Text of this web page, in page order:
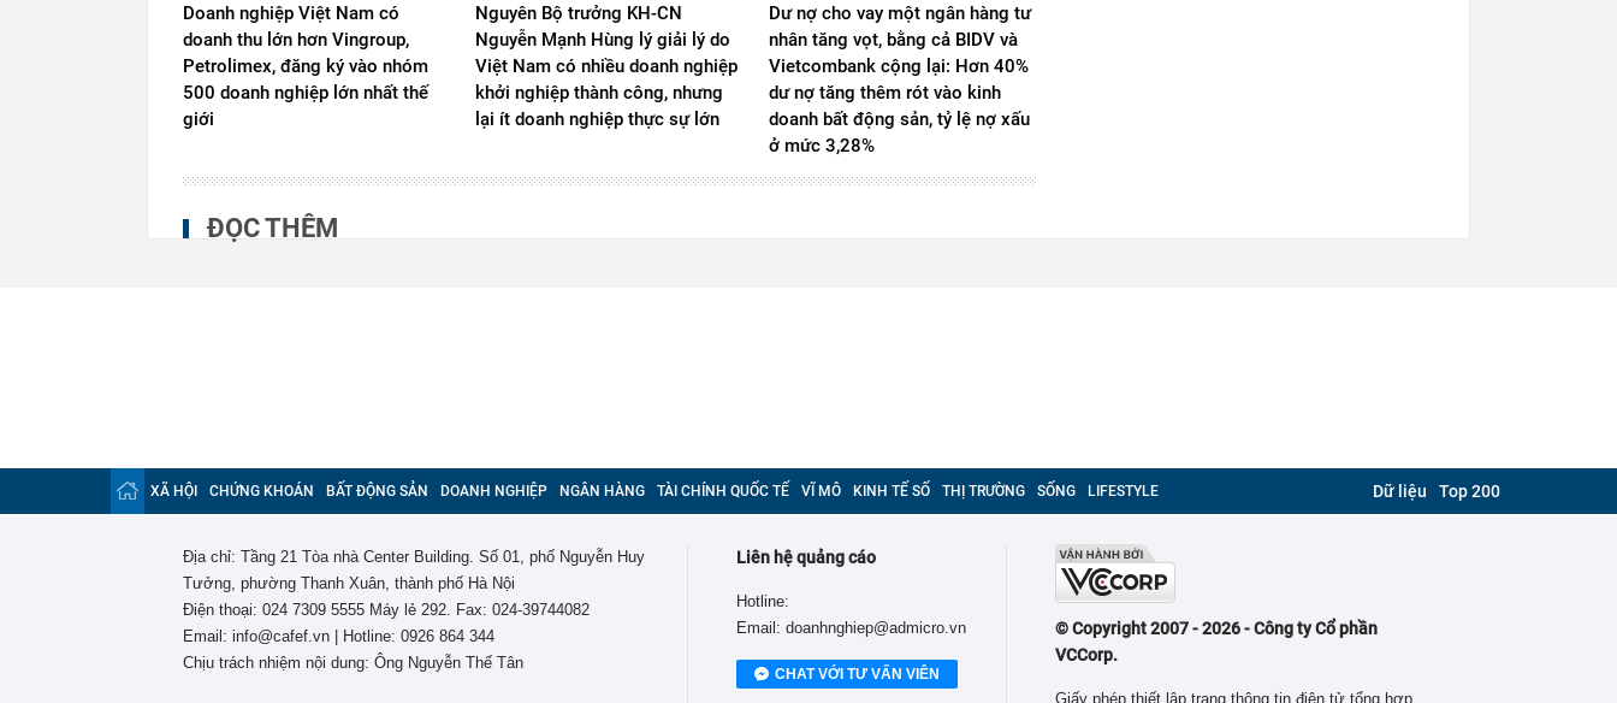
Doanh nghiệp Việt Nam có
doanh thu lớn hơn Vingroup,
Petrolimex, đăng ký vào nhóm
500 doanh nghiệp lớn nhất thế
giới
Nguyên Bộ trưởng KH-CN
Nguyễn Mạnh Hùng lý giải lý do
Việt Nam có nhiều doanh nghiệp
khởi nghiệp thành công, nhưng
lại ít doanh nghiệp thực sự lớn
Dư nợ cho vay một ngân hàng tư
nhân tăng vọt, bằng cả BIDV và
Vietcombank cộng lại: Hơn 40%
dư nợ tăng thêm rót vào kinh
doanh bất động sản, tỷ lệ nợ xấu
ở mức 3,28%
ĐỌC THÊM
XÃ HỘI CHỨNG KHOÁN BẤT ĐỘNG SẢN DOANH NGHIỆP NGÂN HÀNG TÀI CHÍNH QUỐC TẾ VĨ MÔ KINH TẾ SỐ THỊ TRƯỜNG SỐNG LIFESTYLE Dữ liệu Top 200
Địa chỉ: Tầng 21 Tòa nhà Center Building. Số 01, phố Nguyễn Huy
Tưởng, phường Thanh Xuân, thành phố Hà Nội
Điện thoại: 024 7309 5555 Máy lẻ 292. Fax: 024-39744082
Email: info@cafef.vn | Hotline: 0926 864 344
Chịu trách nhiệm nội dung: Ông Nguyễn Thế Tân
Liên hệ quảng cáo
Hotline:
Email: doanhnghiep@admicro.vn
CHAT VỚI TƯ VẤN VIÊN
© Copyright 2007 - 2026 - Công ty Cổ phần
VCCorp.
Giấy phép thiết lập trang thông tin điện tử tổng hợp